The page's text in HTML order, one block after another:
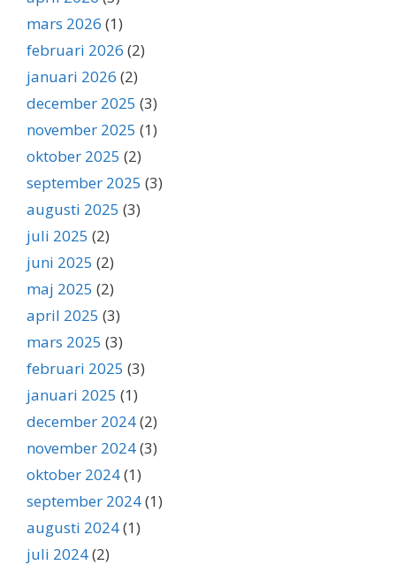
mars 2026 (1)
februari 2026 (2)
januari 2026 (2)
december 2025 (3)
november 2025 (1)
oktober 2025 (2)
september 2025 (3)
augusti 2025 (3)
juli 2025 (2)
juni 2025 (2)
maj 2025 (2)
april 2025 (3)
mars 2025 (3)
februari 2025 (3)
januari 2025 (1)
december 2024(2)
november 2024(3)
oktober 2024(1)
september 2024(1)
augusti 2024(1)
juli 2024(2)